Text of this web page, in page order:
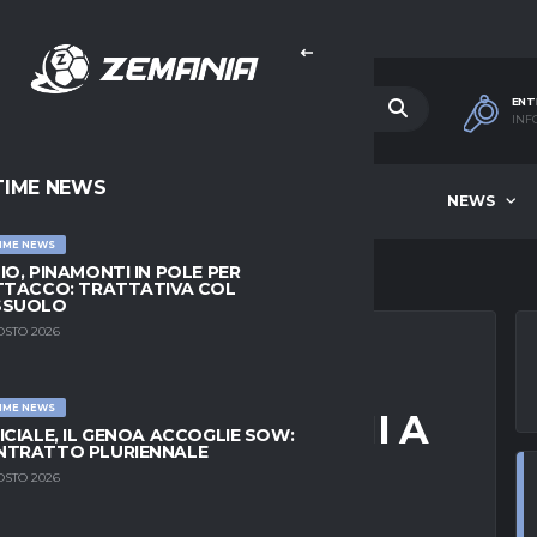
NEWS
NEWS
NEWS
PINAMONTI IN POLE PER
TRATTATIVA COL
2026
NEWS
IL GENOA ACCOGLIE SOW:
PLURIENNALE
2026
E PELLEGRINI A